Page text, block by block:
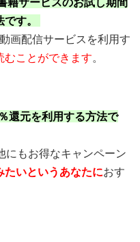
す。
画配信サービスを利用す
むことができます
還元を利用する方法で
にもお得なキャンペーン
たいというあなたにおす